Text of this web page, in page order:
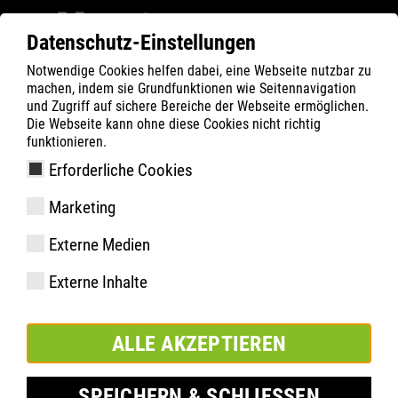
Datenschutz-Einstellungen
Notwendige Cookies helfen dabei, eine Webseite nutzbar zu
machen, indem sie Grundfunktionen wie Seitennavigation
und Zugriff auf sichere Bereiche der Webseite ermöglichen.
Die Webseite kann ohne diese Cookies nicht richtig
funktionieren.
Erforderliche Cookies
Marketing
Externe Medien
Externe Inhalte
ALLE AKZEPTIEREN
ATLAS Company
Nachhaltigkeit
MATERIAL & WASTE